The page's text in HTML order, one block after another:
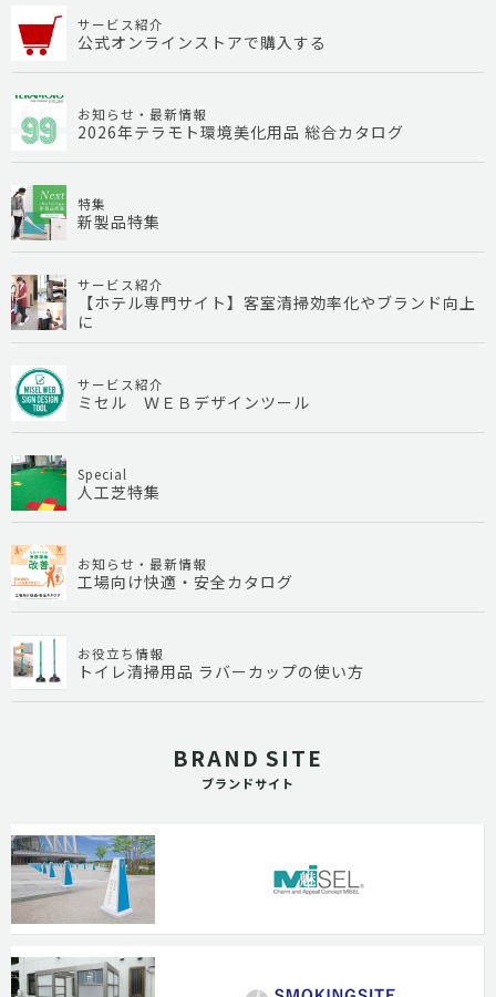
サービス紹介
公式オンラインストアで購入する
お知らせ・最新情報
2026年テラモト環境美化用品 総合カタログ
特集
新製品特集
サービス紹介
【ホテル専門サイト】客室清掃効率化やブランド向上
に
サービス紹介
ミセル ＷＥＢデザインツール
Special
人工芝特集
お知らせ・最新情報
工場向け快適・安全カタログ
お役立ち情報
トイレ清掃用品 ラバーカップの使い方
BRAND SITE
ブランドサイト